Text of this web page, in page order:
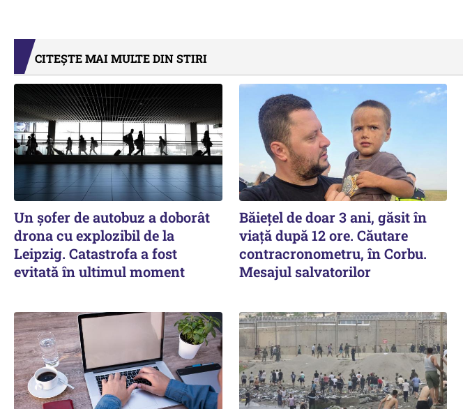
CITEȘTE MAI MULTE DIN STIRI
Un șofer de autobuz a doborât
drona cu explozibil de la
Leipzig. Catastrofa a fost
evitată în ultimul moment
Băiețel de doar 3 ani, găsit în
viață după 12 ore. Căutare
contracronometru, în Corbu.
Mesajul salvatorilor